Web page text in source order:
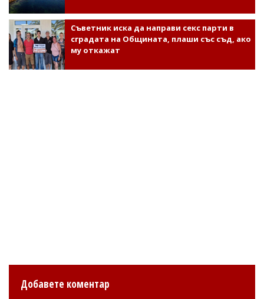
Съветник иска да направи секс парти в
сградата на Общината, плаши със съд, ако
му откажат
Добавете коментар